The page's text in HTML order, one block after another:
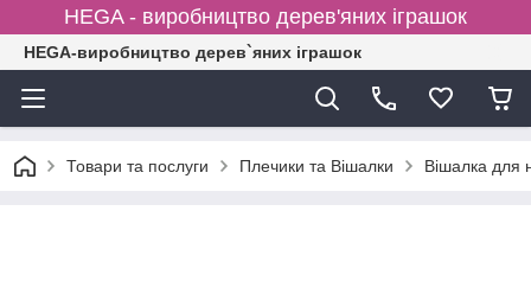
HEGA - виробництво дерев'яних іграшок
HEGA-виробництво дерев`яних іграшок
Товари та послуги Плечики та Вішалки Вішалка для